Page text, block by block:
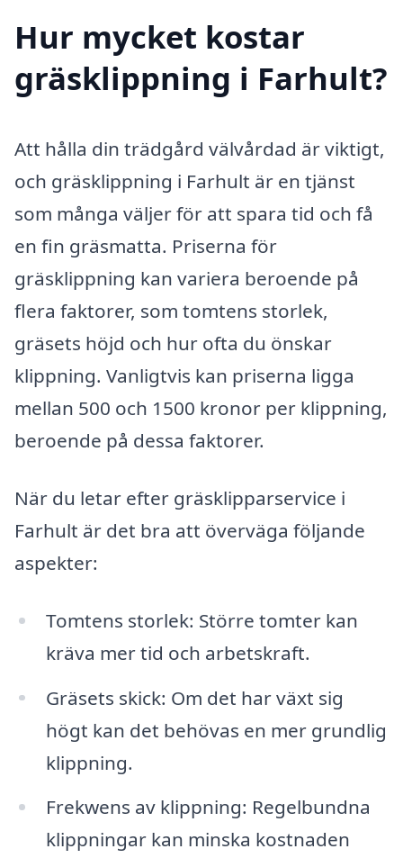
Hur mycket kostar
gräsklippning i Farhult?
Att hålla din trädgård välvårdad är viktigt,
och gräsklippning i Farhult är en tjänst
som många väljer för att spara tid och få
en fin gräsmatta. Priserna för
gräsklippning kan variera beroende på
flera faktorer, som tomtens storlek,
gräsets höjd och hur ofta du önskar
klippning. Vanligtvis kan priserna ligga
mellan 500 och 1500 kronor per klippning,
beroende på dessa faktorer.
När du letar efter gräsklipparservice i
Farhult är det bra att överväga följande
aspekter:
Tomtens storlek: Större tomter kan
kräva mer tid och arbetskraft.
Gräsets skick: Om det har växt sig
högt kan det behövas en mer grundlig
klippning.
Frekwens av klippning: Regelbundna
klippningar kan minska kostnaden